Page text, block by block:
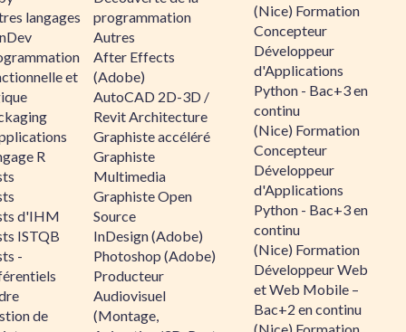
langages
et
R
d'IHM
ISTQB
-
de
programmation
Autres
After Effects
(Adobe)
AutoCAD 2D-3D /
Revit Architecture
Graphiste accéléré
Graphiste
Multimedia
Graphiste Open
Source
InDesign (Adobe)
Photoshop (Adobe)
Producteur
Audiovisuel
(Montage,
(Nice) Formation
Concepteur
Développeur
d'Applications
Python - Bac+3 en
continu
(Nice) Formation
Concepteur
Développeur
d'Applications
Python - Bac+3 en
continu
(Nice) Formation
Développeur Web
et Web Mobile –
Bac+2 en continu